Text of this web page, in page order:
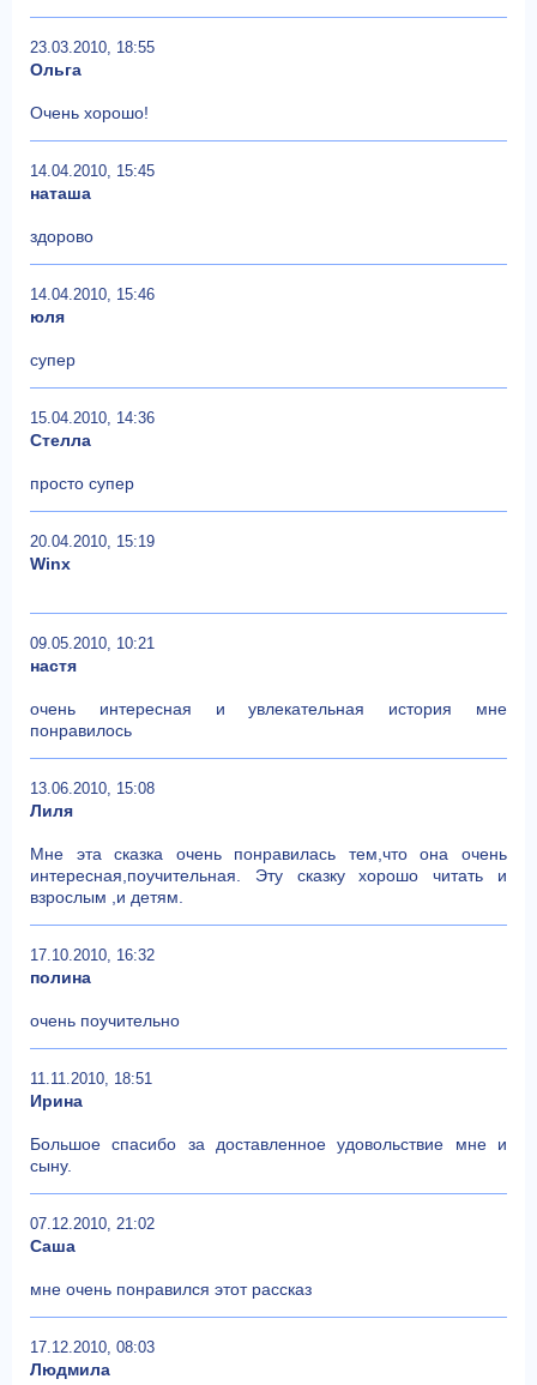
23.03.2010, 18:55
Ольга
Очень хорошо!
14.04.2010, 15:45
наташа
здорово
14.04.2010, 15:46
юля
супер
15.04.2010, 14:36
Стелла
просто супер
20.04.2010, 15:19
Winx
09.05.2010, 10:21
настя
очень интересная и увлекательная история мне
понравилось
13.06.2010, 15:08
Лиля
Мне эта сказка очень понравилась тем,что она очень
интересная,поучительная. Эту сказку хорошо читать и
взрослым ,и детям.
17.10.2010, 16:32
полина
очень поучительно
11.11.2010, 18:51
Ирина
Большое спасибо за доставленное удовольствие мне и
сыну.
07.12.2010, 21:02
Саша
мне очень понравился этот рассказ
17.12.2010, 08:03
Людмила